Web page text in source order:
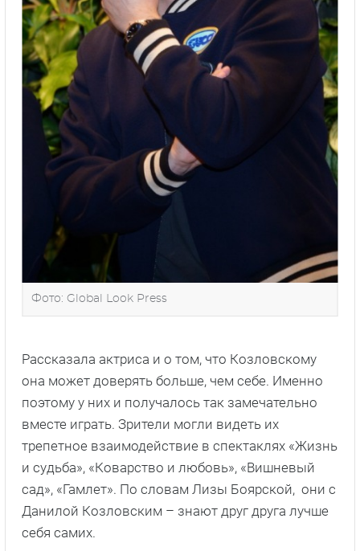
Фото: Global Look Press
Рассказала актриса и о том, что Козловскому
она может доверять больше, чем себе. Именно
поэтому у них и получалось так замечательно
вместе играть. Зрители могли видеть их
трепетное взаимодействие в спектаклях «Жизнь
и судьба», «Коварство и любовь», «Вишневый
сад», «Гамлет». По словам Лизы Боярской, они с
Данилой Козловским – знают друг друга лучше
себя самих.